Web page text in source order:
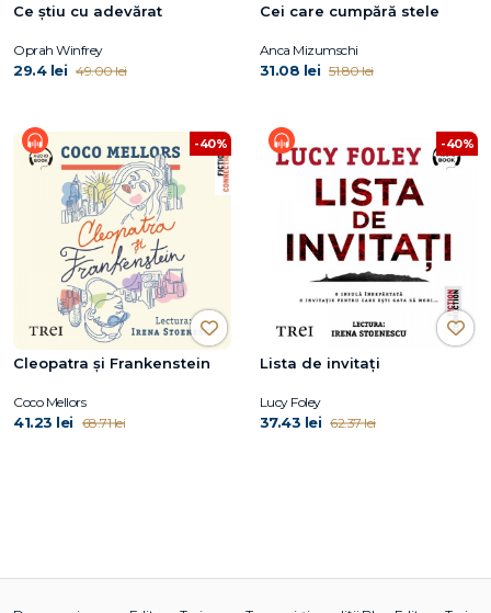
Ce știu cu adevărat
Oprah Winfrey
29.4 lei 49.00 lei
Cei care cumpără stele
Anca Mizumschi
31.08 lei 51.80 lei
-40%
Cleopatra și Frankenstein
Coco Mellors
41.23 lei 68.71 lei
-40%
Lista de invitați
Lucy Foley
37.43 lei 62.37 lei